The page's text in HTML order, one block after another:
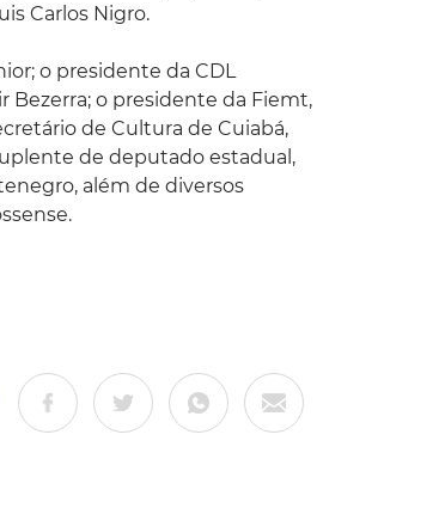
Carlos Nigro.
o presidente da CDL
Bezerra; o presidente da Fiemt,
de Cultura de Cuiabá,
de deputado estadual,
além de diversos